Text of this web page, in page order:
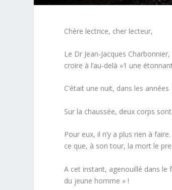
Chère lectrice, cher lecteur,
Le Dr Jean-Jacques
croire à l’au-delà »1 une
C’était une nuit, dans les
Sur la chaussée, deux corps
Pour eux, il n’y a plus rien à
ce que, à son tour, la mort le
A cet instant, agenouillé dans le
du jeune homme » !